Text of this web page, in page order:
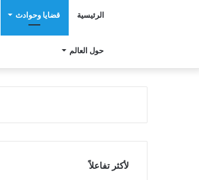
الرئيسية قضايا وحوادث
حول العالم
لأكثر تفاعلاً